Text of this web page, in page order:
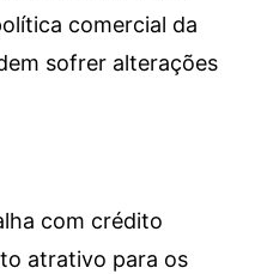
comercial da
sofrer alterações
com crédito
atrativo para os